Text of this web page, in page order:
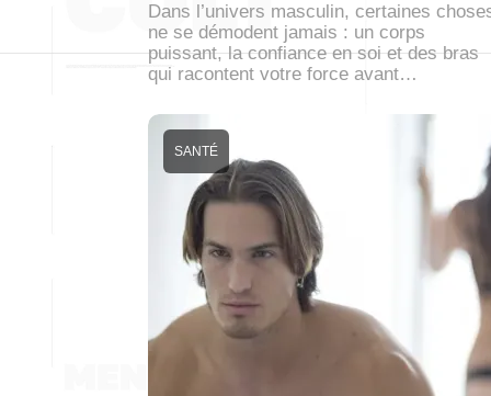
Dans l’univers masculin, certaines
ne se démodent jamais : un corps
puissant, la confiance en soi et des bras
qui racontent votre force avant…
SANTÉ